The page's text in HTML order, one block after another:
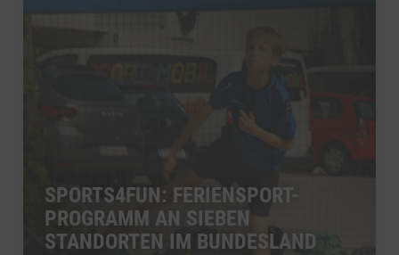
SPORTS4FUN: FERIENSPORT-
PROGRAMM AN SIEBEN
STANDORTEN IM BUNDESLAND